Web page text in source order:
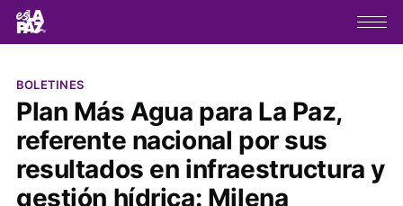
BOLETINES
Plan Más Agua para La Paz,
referente nacional por sus
resultados en infraestructura y
gestión hídrica: Milena